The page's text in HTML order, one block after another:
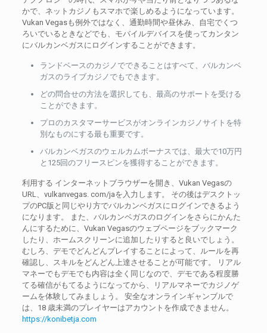
かで、ネットカジノもスマホで楽しめるようになっています。
Vukan Vegasも例外ではなく、通勤時間や昼休み、自宅でくつ
ろいでいるときなどでも、モバイルデバイスを使ってカンタン
にバルカンベガスにログインすることができます。
ランドベースのカジノでできることはすべて、バルカンベ
ガスのライブカジノでもできます。
どの問合せの方法を選択しても、最高のサポートを受ける
ことができます。
プロのカスタマーサービスがオンラインカジノサイトを特
別なものにする最も重要です。
バルカンベガスのウェルカムボーナスでは、最大で10万円
と125回のフリースピンを獲得することができます。
利用する インターネットブラウザーを開き、Vukan Vegasの
URL、vulkanvegas. com/jaを入力します。 その後はデスクトッ
プのPC版と同じやり方でバルカンベガスにログインできるよう
になります。 また、バルカンベガスのログインをさらにかんた
んにするために、Vukan Vegasのウェブページをブックマーク
したり、ホームスクリーンに追加したりすると良いでしょう。
むしろ、デモでどんどんプレイすることによって、ルールを再
確認し、スキルをどんどん上達させることが可能です。 リアル
マネーでもデモでも内容は全く同じなので、デモである程度勝
てる確信がもてるようになってから、リアルマネーでカジノゲ
ームを体験してみましょう。 安全なオンラインギャンブルで
は、18 歳未満のプレイヤーはアカウントを作成できません。
https://konibetja.com